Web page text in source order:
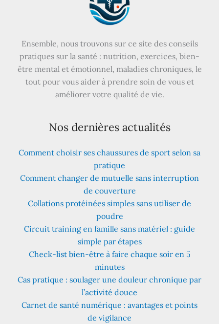
Ensemble, nous trouvons sur ce site des conseils
pratiques sur la santé : nutrition, exercices, bien-
être mental et émotionnel, maladies chroniques, le
tout pour vous aider à prendre soin de vous et
améliorer votre qualité de vie.
Nos dernières actualités
Comment choisir ses chaussures de sport selon sa
pratique
Comment changer de mutuelle sans interruption
de couverture
Collations protéinées simples sans utiliser de
poudre
Circuit training en famille sans matériel : guide
simple par étapes
Check-list bien-être à faire chaque soir en 5
minutes
Cas pratique : soulager une douleur chronique par
l’activité douce
Carnet de santé numérique : avantages et points
de vigilance